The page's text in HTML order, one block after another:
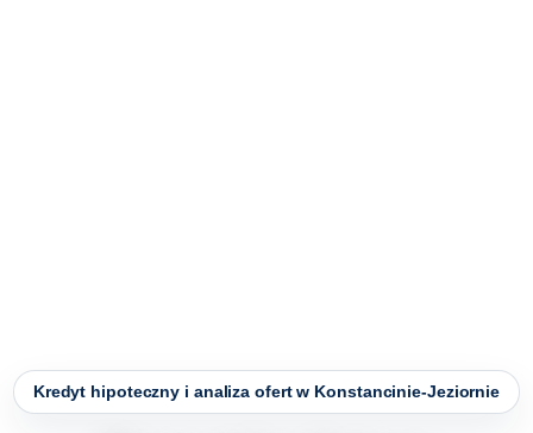
Kredyt hipoteczny i analiza ofert w Konstancinie-Jeziornie